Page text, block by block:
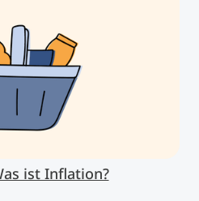
ist Inflation?